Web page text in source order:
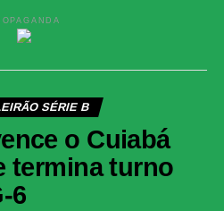
SÉRIE B
o Cuiabá
termina turno
6